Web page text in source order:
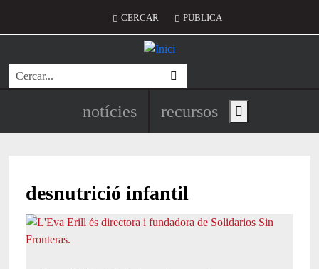
Menú del compte d'usuari
CERCAR PUBLICA
Cerca
Navegació principal de
notícies recursos Show main menu
desnutrició infantil